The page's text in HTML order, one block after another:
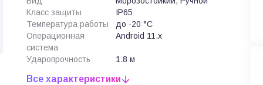
Класс защиты
IP65
Температура работы
до -20 °C
Операционная
система
Android 11.x
Ударопрочность 1.8 м
Все характеристики